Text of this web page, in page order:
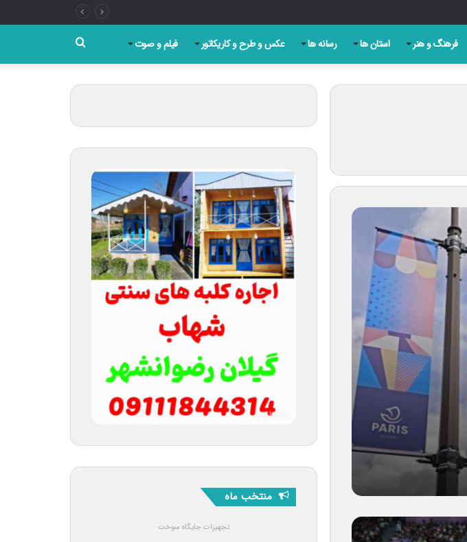
فرهنگ و هنر استان ها رسانه ها عکس و طرح و کاریکاتور فیلم و صوت
برای
منتخب ماه
تجهیزات جایگاه سوخت